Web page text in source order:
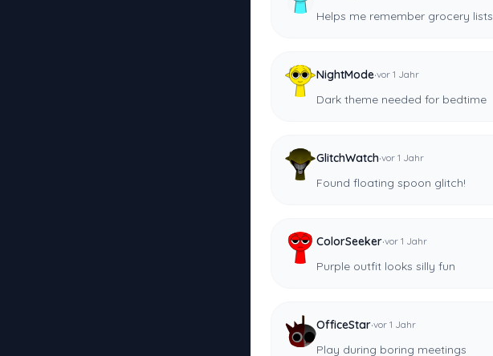
Helps me remember grocery lists
NightMode·vor 1 Jahr
Dark theme needed for bedtime
GlitchWatch·vor 1 Jahr
Found floating spoon glitch!
ColorSeeker·vor 1 Jahr
Purple outfit looks silly fun
OfficeStar·vor 1 Jahr
Play during boring meetings